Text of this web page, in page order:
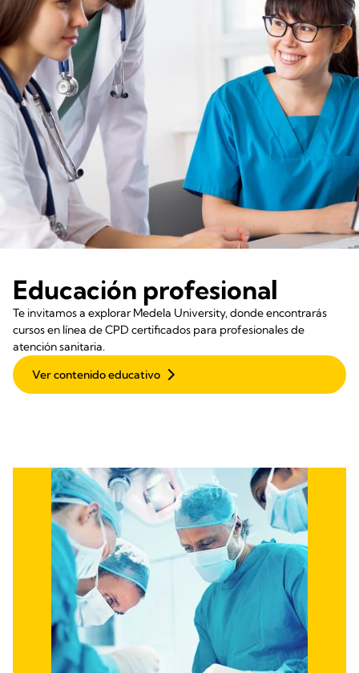
Educación profesional
Te invitamos a explorar Medela University, donde encontrarás
cursos en línea de CPD certificados para profesionales de
atención sanitaria.
Ver contenido educativo